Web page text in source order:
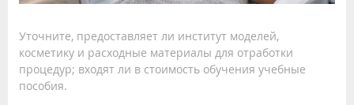
Уточните, предоставляет ли институт моделей,
косметику и расходные материалы для отработки
процедур; входят ли в стоимость обучения учебные
пособия.